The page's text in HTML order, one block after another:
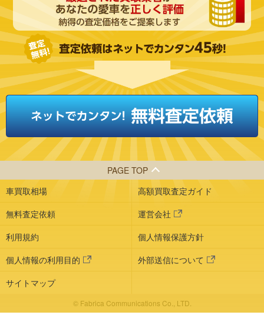
PAGE TOP
車買取相場
高額買取査定ガイド
無料査定依頼
運営会社
利用規約
個人情報保護方針
個人情報の利用目的
外部送信について
サイトマップ
© Fabrica Communications Co., LTD.